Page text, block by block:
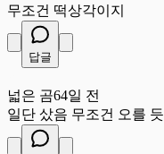
무조건 떡상각이지
답글
넓은 곰64일 전
일단 샀음 무조건 오를 듯